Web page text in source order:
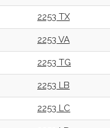
2253 TX
2253 VA
2253 TG
2253 LB
2253 LC